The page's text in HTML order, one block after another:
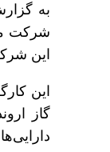
به
این
این